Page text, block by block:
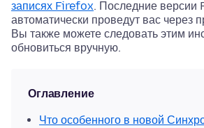
записях Firefox. Последние версии
автоматически проведут вас через
Вы также можете следовать этим
обновиться вручную.
Оглавление
Что особенного в новой